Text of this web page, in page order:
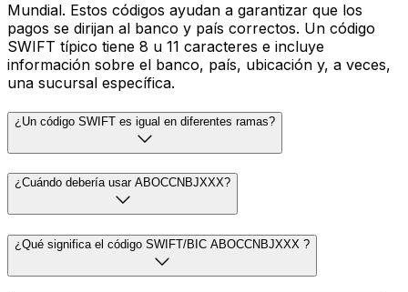
Mundial. Estos códigos ayudan a garantizar que los
pagos se dirijan al banco y país correctos. Un código
SWIFT típico tiene 8 u 11 caracteres e incluye
información sobre el banco, país, ubicación y, a veces,
una sucursal específica.
¿Un código SWIFT es igual en diferentes ramas?
¿Cuándo debería usar ABOCCNBJXXX?
¿Qué significa el código SWIFT/BIC ABOCCNBJXXX ?